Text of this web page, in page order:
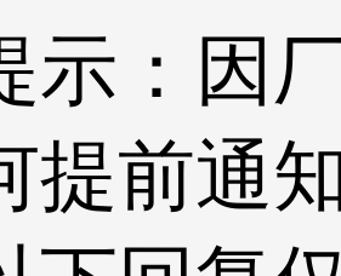
示： 因
提前通